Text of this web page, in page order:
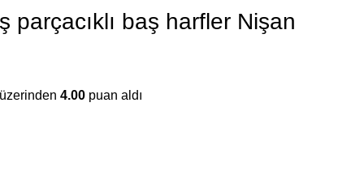
parçacıklı baş harfler Nişan
4.00 puan aldı